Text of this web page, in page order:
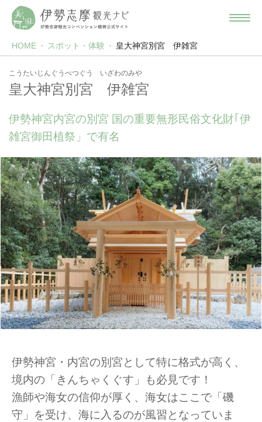
HOME スポット・体験 皇大神宮別宮 伊雑宮
こうたいじんぐうべつぐう いざわのみや
皇大神宮別宮 伊雑宮
伊勢神宮内宮の別宮 国の重要無形民俗文化財｢伊
雑宮御田植祭」で有名
伊勢神宮・内宮の別宮として特に格式が高く、
境内の「きんちゃくぐす」も必見です！
漁師や海女の信仰が厚く、海女はここで「磯
守」を受け、海に入るのが風習となっていま